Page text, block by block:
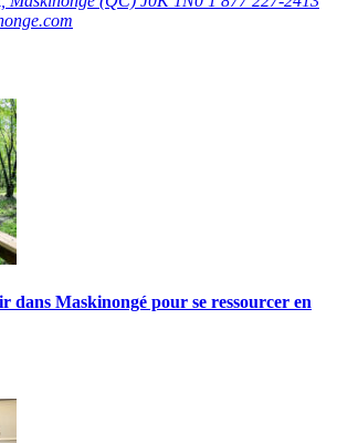
dans Maskinongé pour se ressourcer en